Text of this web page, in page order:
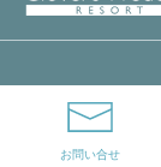
お問い合せ